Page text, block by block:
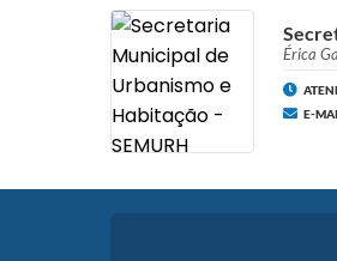
Érica
E-